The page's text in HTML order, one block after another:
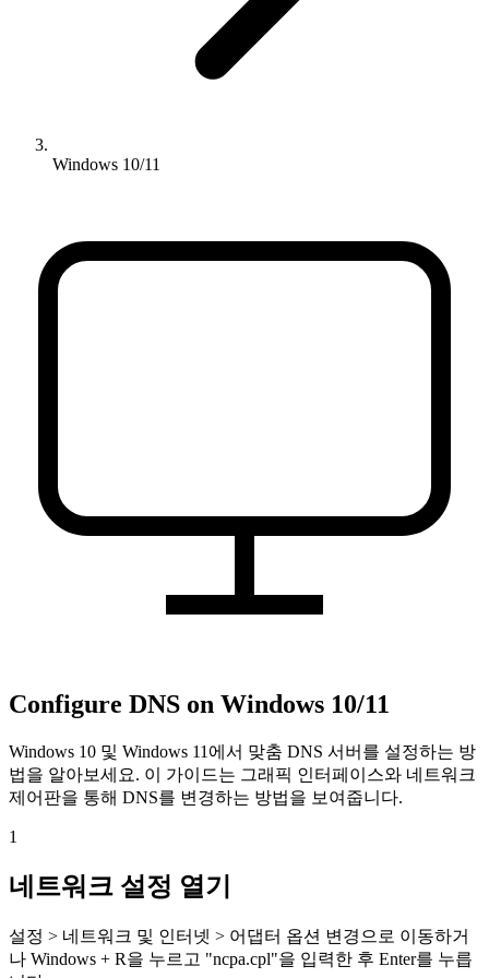
Windows 10/11
Configure DNS on Windows 10/11
Windows 10 및 Windows 11에서 맞춤 DNS 서버를 설정하는 방
법을 알아보세요. 이 가이드는 그래픽 인터페이스와 네트워크
제어판을 통해 DNS를 변경하는 방법을 보여줍니다.
1
네트워크 설정 열기
설정 > 네트워크 및 인터넷 > 어댑터 옵션 변경으로 이동하거
나 Windows + R을 누르고 "ncpa.cpl"을 입력한 후 Enter를 누릅